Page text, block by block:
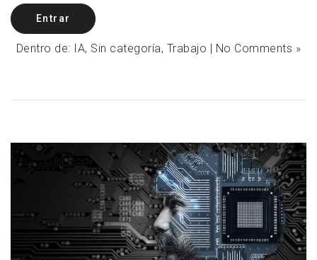
Entrar
Dentro de: IA, Sin categoría, Trabajo No Comments »